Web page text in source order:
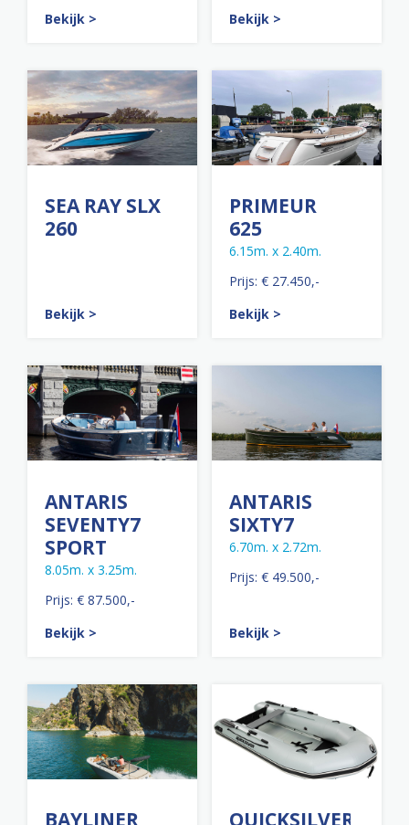
Bekijk >
Bekijk >
SEA RAY SLX
260
Bekijk >
PRIMEUR
625
6.15m. x 2.40m.
Prijs: € 27.450,-
Bekijk >
ANTARIS
SEVENTY7
SPORT
8.05m. x 3.25m.
Prijs: € 87.500,-
Bekijk >
ANTARIS
SIXTY7
6.70m. x 2.72m.
Prijs: € 49.500,-
Bekijk >
BAYLINER
QUICKSILVER